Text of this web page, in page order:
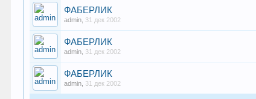
ФАБЕРЛИК
admin 31 дек 2002
ФАБЕРЛИК
admin 31 дек 2002
ФАБЕРЛИК
admin 31 дек 2002